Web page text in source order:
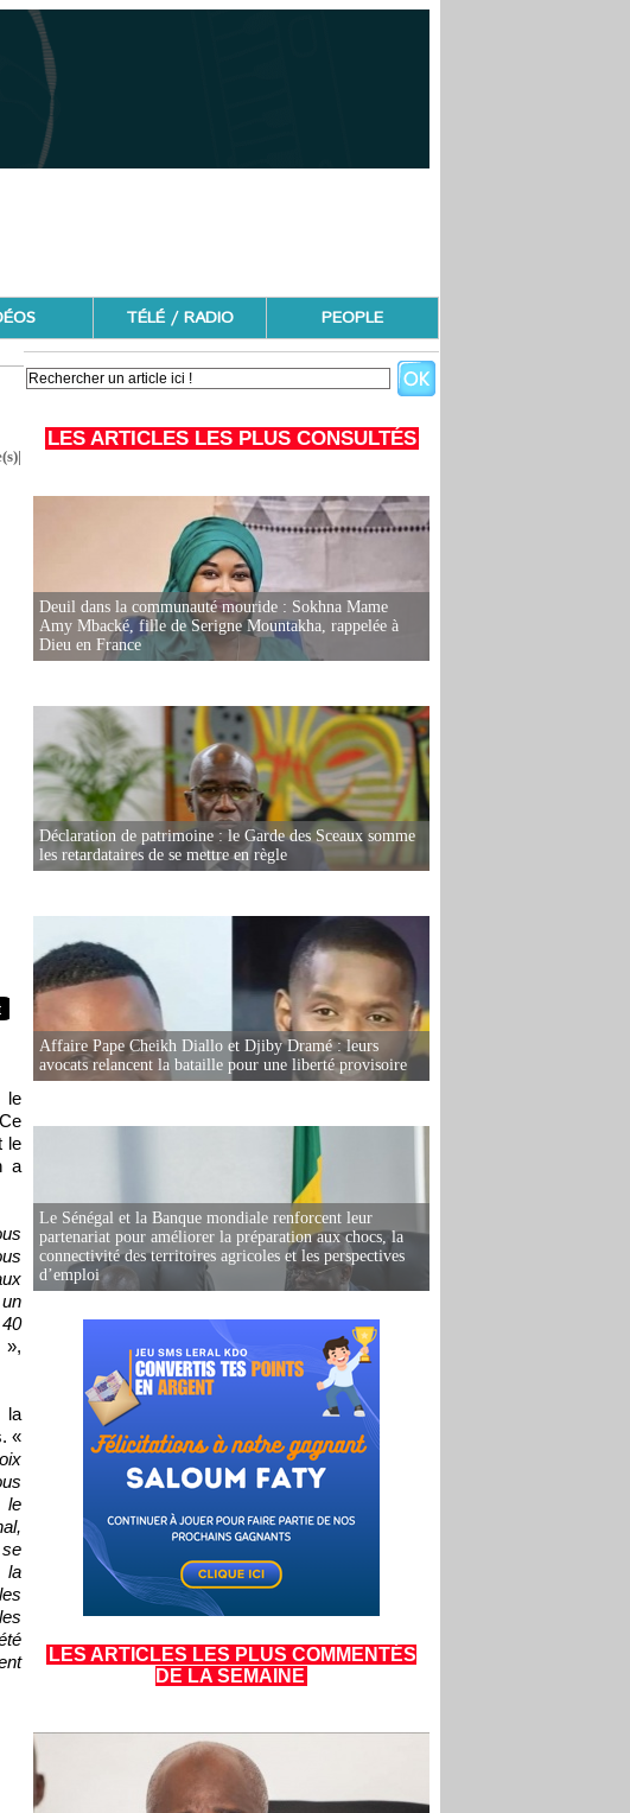
TÉLÉ / RADIO PEOPLE
le
le
a
»,
la
«
le
la
LES ARTICLES LES PLUS CONSULTÉS
Deuil dans la communauté mouride : Sokhna Mame
Amy Mbacké, fille de Serigne Mountakha, rappelée à
Dieu en France
Déclaration de patrimoine : le Garde des Sceaux somme
les retardataires de se mettre en règle
Affaire Pape Cheikh Diallo et Djiby Dramé : leurs
avocats relancent la bataille pour une liberté provisoire
Le Sénégal et la Banque mondiale renforcent leur
partenariat pour améliorer la préparation aux chocs, la
connectivité des territoires agricoles et les perspectives
d’emploi
LES ARTICLES LES PLUS COMMENTÉS
DE LA SEMAINE